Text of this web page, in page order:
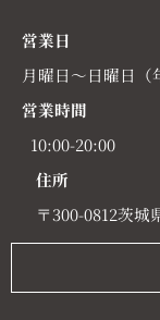
営業日
月曜日～日曜日（
営業時間
10:00-20:00
住所
〒300-0812茨城